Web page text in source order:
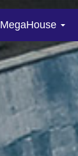
MegaHouse